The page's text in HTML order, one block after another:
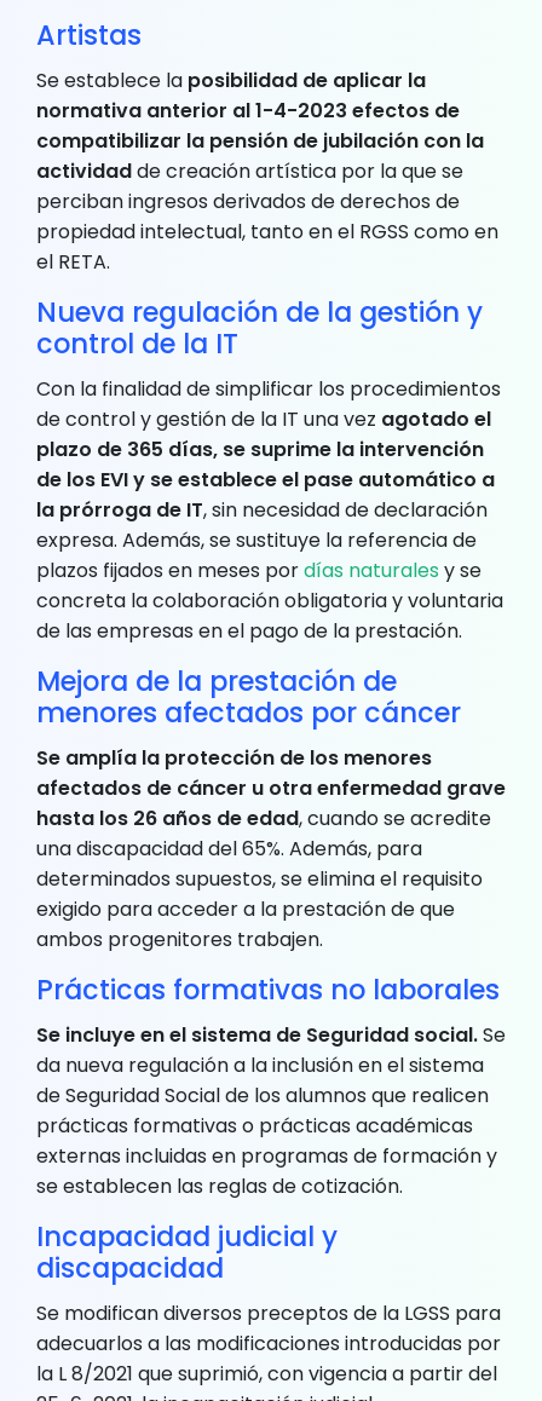
Artistas
Se establece la posibilidad de aplicar la
normativa anterior al 1-4-2023 efectos de
compatibilizar la pensión de jubilación con la
actividadde creación artística por la que se
perciban ingresos derivados de derechos de
propiedad intelectual, tanto en el RGSS como en
el RETA.
Nueva regulación de la gestión y
control de la IT
Con la finalidad de simplificar los procedimientos
de control y gestión de la IT una vez agotado el
plazo de 365 días, se suprime la intervención
de los EVI y se establece el pase automático a
la prórroga de IT, sin necesidad de declaración
expresa. Además, se sustituye la referencia de
plazos fijados en meses pordías naturales y se
concreta la colaboración obligatoria y voluntaria
de las empresas en el pago de la prestación.
Mejora de la prestación de
menores afectados por cáncer
Se amplía la protección de los menores
afectados de cáncer u otra enfermedad grave
hasta los 26 años de edad, cuando se acredite
una discapacidad del 65%. Además, para
determinados supuestos, se elimina el requisito
exigido para acceder a la prestación de que
ambos progenitores trabajen.
Prácticas formativas no laborales
Se incluye en el sistema de Seguridad social.Se
da nueva regulación a la inclusión en el sistema
de Seguridad Social de los alumnos que realicen
prácticas formativas o prácticas académicas
externas incluidas en programas de formación y
se establecen las reglas de cotización.
Incapacidad judicial y
discapacidad
Se modifican diversos preceptos de la LGSS para
adecuarlos a las modificaciones introducidas por
la L 8/2021 que suprimió, con vigencia a partir del